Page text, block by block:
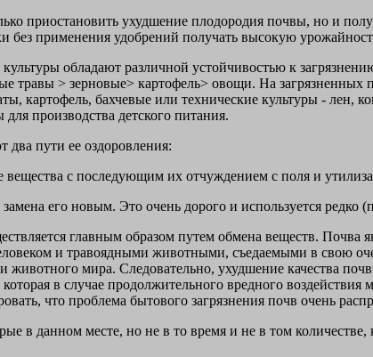
приостановить ухудшение плодородия почвы, но и
без применения удобрений получать высокую
обладают различной устойчивостью к
травы > зерновые> картофель> овощи. На загрязненных
картофель, бахчевые или технические культуры - лен,
производства детского питания.
два пути ее оздоровления:
с последующим их отчуждением с поля и
его новым. Это очень дорого и используется редко
главным образом путем обмена веществ. Почва
и травоядными животными, съедаемыми в свою
животного мира. Следовательно, ухудшение качества
которая в случае продол­жительного вредного
что проблема бытового загрязнения почв очень
в данном месте, но не в то время и не в том